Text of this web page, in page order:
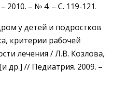
2010. – № 4. – С. 119-121.
у детей и подростков
критерии рабочей
лечения / Л.В. Козлова,
др.] // Педиатрия. 2009. –